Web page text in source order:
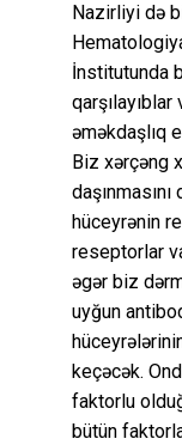
Nazirliyi də
İnstitutunda
əməkdaşlıq
Biz xərçəng
hüceyrənin
reseptorlar
əgər biz
uyğun
keçəcək.
faktorlu
bütün